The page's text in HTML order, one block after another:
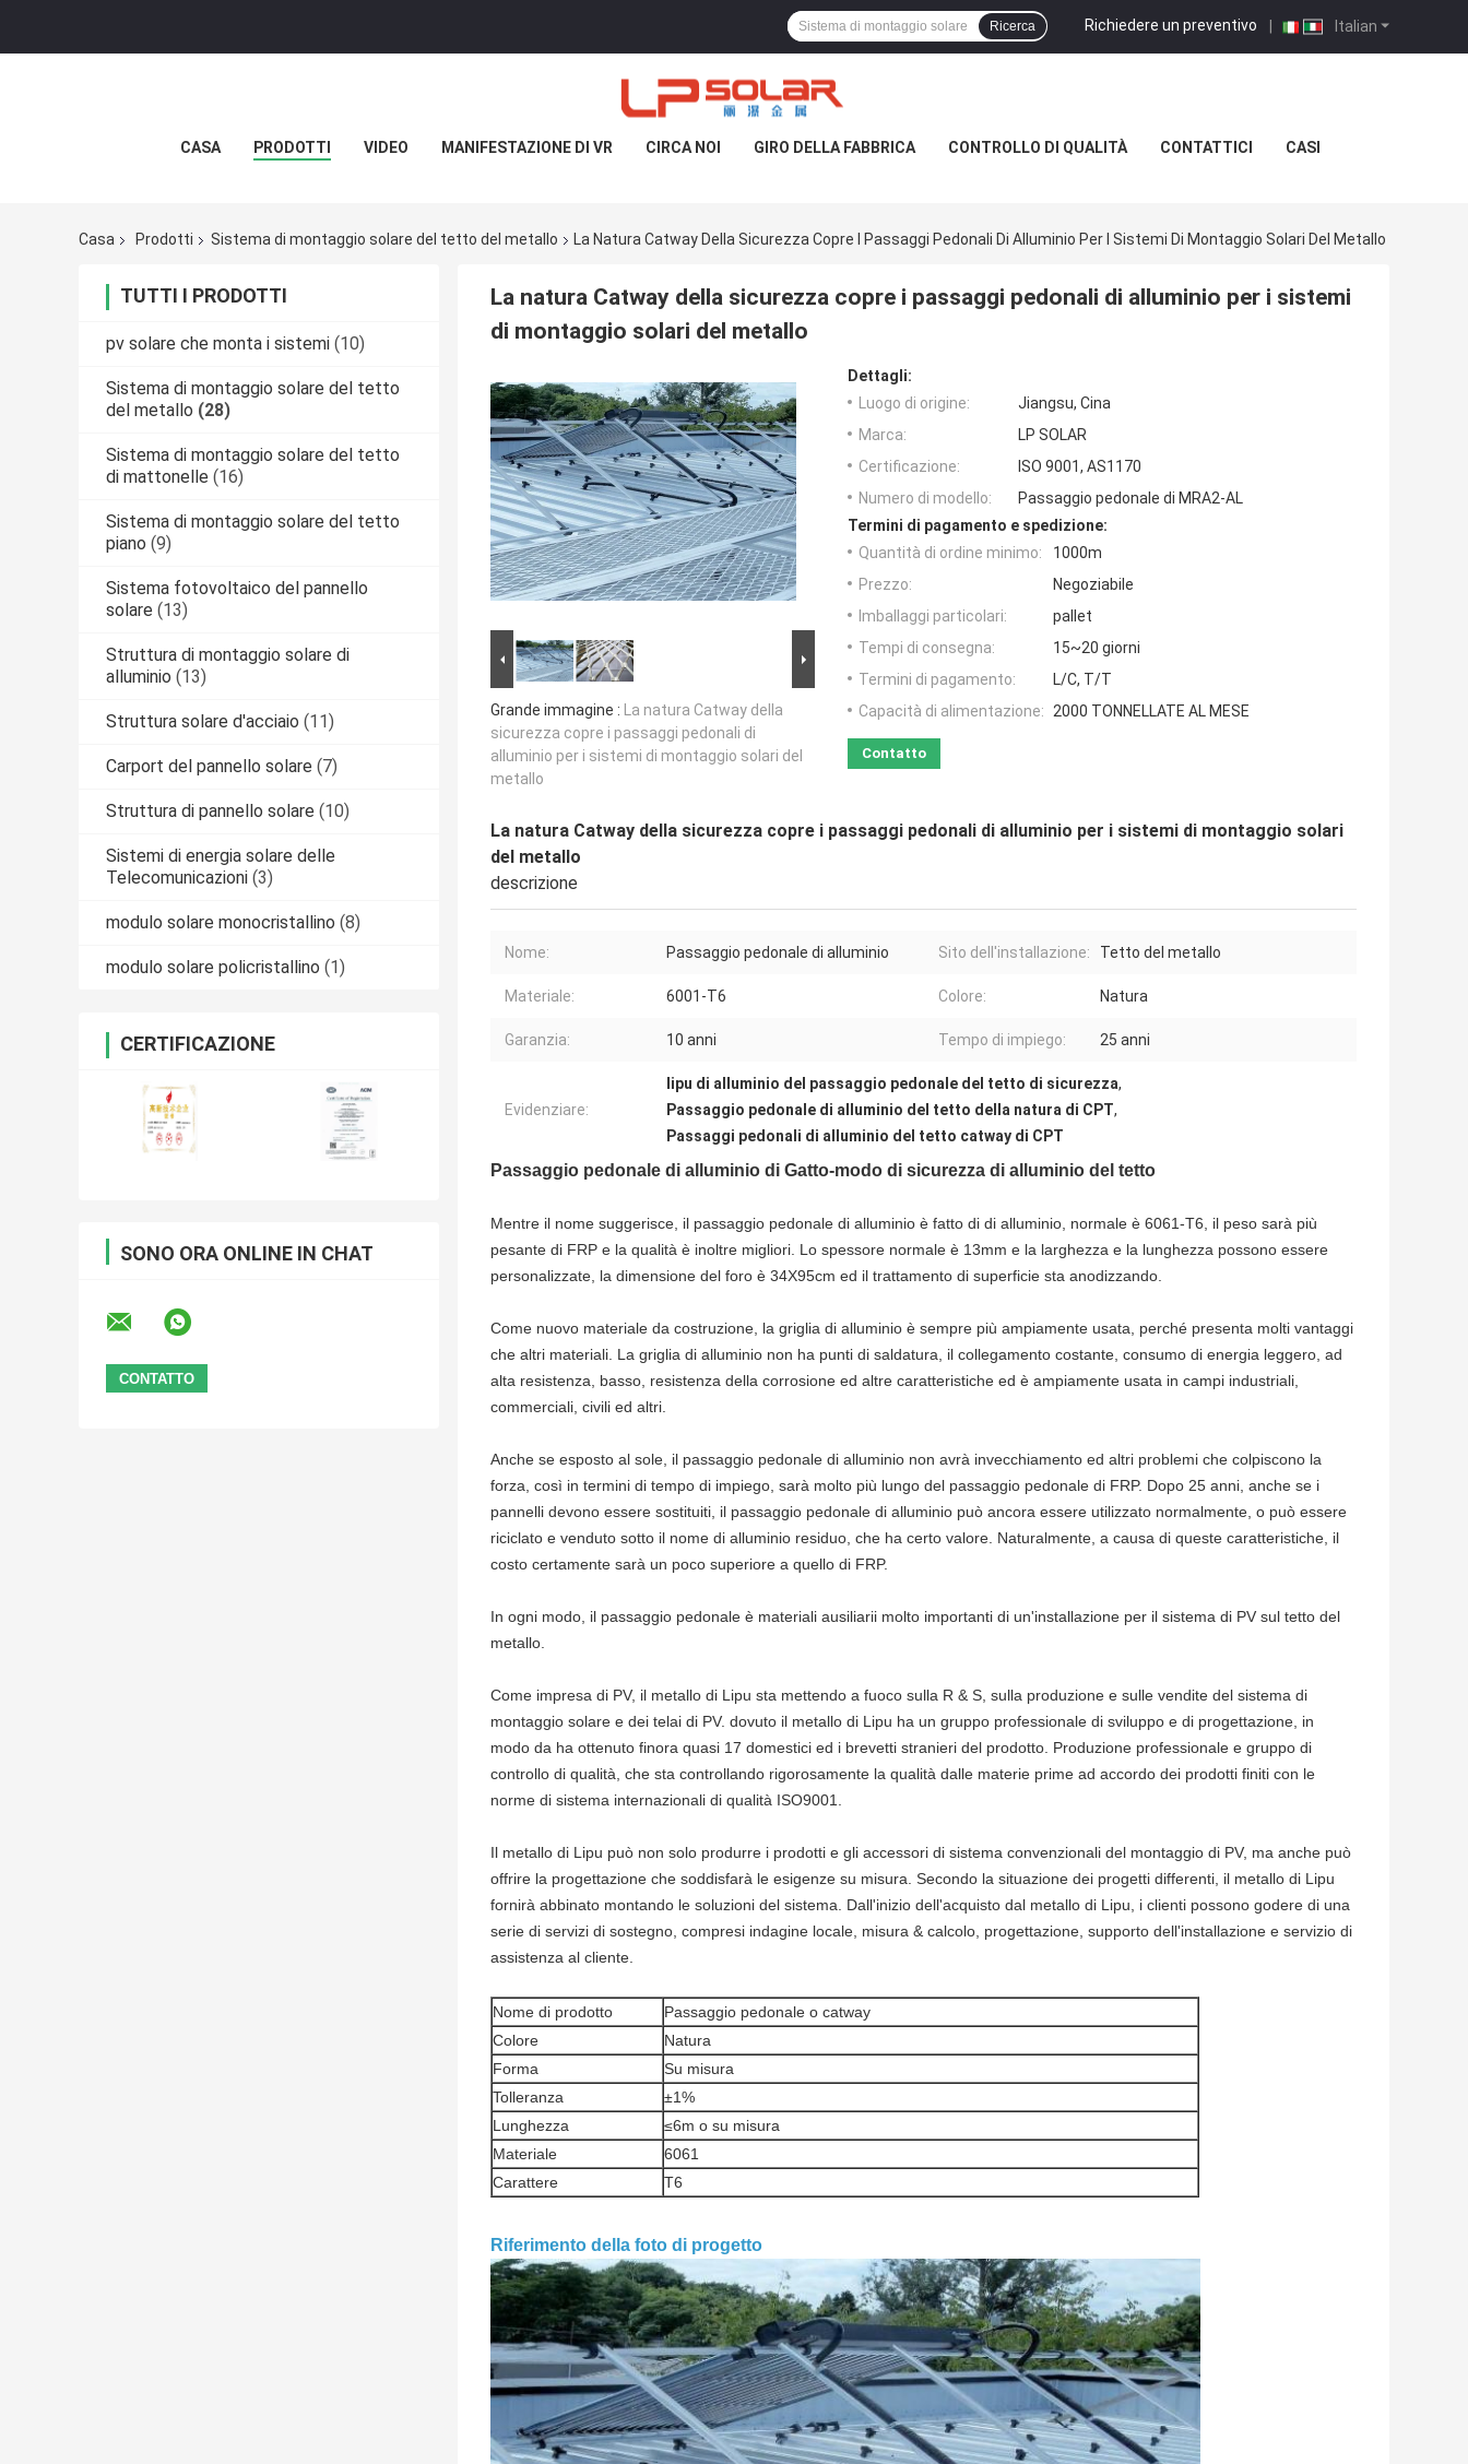
Italian
Richiedere un preventivo |
Ricerca
CASA PRODOTTI VIDEO MANIFESTAZIONE DI VR CIRCA NOI GIRO DELLA FABBRICA CONTROLLO DI QUALITÀ CONTATTICI CASI
Casa Prodotti Sistema di montaggio solare del tetto del metallo La Natura Catway Della Sicurezza Copre I Passaggi Pedonali Di Alluminio Per I Sistemi Di Montaggio Solari Del Metallo
TUTTI I PRODOTTI
pv solare che monta i sistemi (10)
Sistema di montaggio solare del tetto
del metallo (28)
Sistema di montaggio solare del tetto
di mattonelle (16)
Sistema di montaggio solare del tetto
piano (9)
Sistema fotovoltaico del pannello
solare (13)
Struttura di montaggio solare di
alluminio (13)
Struttura solare d'acciaio (11)
Carport del pannello solare (7)
Struttura di pannello solare (10)
Sistemi di energia solare delle
Telecomunicazioni (3)
modulo solare monocristallino (8)
modulo solare policristallino (1)
CERTIFICAZIONE
SONO ORA ONLINE IN CHAT
La natura Catway della sicurezza copre i passaggi pedonali di alluminio per i sistemi
di montaggio solari del metallo
Grande immagine : La natura Catway della
sicurezza copre i passaggi pedonali di
alluminio per i sistemi di montaggio solari del
metallo
Dettagli:
Luogo di origine:
Jiangsu, Cina
Marca:
LP SOLAR
Certificazione:
ISO 9001, AS1170
Numero di modello:
Passaggio pedonale di MRA2-AL
Termini di pagamento e spedizione:
Quantità di ordine minimo:
1000m
Prezzo:
Negoziabile
Imballaggi particolari:
pallet
Tempi di consegna:
15~20 giorni
Termini di pagamento:
L/C, T/T
Capacità di alimentazione: 2000 TONNELLATE AL MESE
Contatto
La natura Catway della sicurezza copre i passaggi pedonali di alluminio per i sistemi di montaggio solari
del metallo
descrizione
Nome: Passaggio pedonale di alluminio Sito dell'installazione: Tetto del metallo
Materiale: 6001-T6 Colore: Natura
Garanzia: 10 anni Tempo di impiego: 25 anni
Evidenziare:
lipu di alluminio del passaggio pedonale del tetto di sicurezza,
Passaggio pedonale di alluminio del tetto della natura di CPT,
Passaggi pedonali di alluminio del tetto catway di CPT
Passaggio pedonale di alluminio di Gatto-modo di sicurezza di alluminio del tetto
Mentre il nome suggerisce, il passaggio pedonale di alluminio è fatto di di alluminio, normale è 6061-T6, il peso sarà più
pesante di FRP e la qualità è inoltre migliori. Lo spessore normale è 13mm e la larghezza e la lunghezza possono essere
personalizzate, la dimensione del foro è 34X95cm ed il trattamento di superficie sta anodizzando.
Come nuovo materiale da costruzione, la griglia di alluminio è sempre più ampiamente usata, perché presenta molti vantaggi
che altri materiali. La griglia di alluminio non ha punti di saldatura, il collegamento costante, consumo di energia leggero, ad
alta resistenza, basso, resistenza della corrosione ed altre caratteristiche ed è ampiamente usata in campi industriali,
commerciali, civili ed altri.
Anche se esposto al sole, il passaggio pedonale di alluminio non avrà invecchiamento ed altri problemi che colpiscono la
forza, così in termini di tempo di impiego, sarà molto più lungo del passaggio pedonale di FRP. Dopo 25 anni, anche se i
pannelli devono essere sostituiti, il passaggio pedonale di alluminio può ancora essere utilizzato normalmente, o può essere
riciclato e venduto sotto il nome di alluminio residuo, che ha certo valore. Naturalmente, a causa di queste caratteristiche, il
costo certamente sarà un poco superiore a quello di FRP.
In ogni modo, il passaggio pedonale è materiali ausiliarii molto importanti di un'installazione per il sistema di PV sul tetto del
metallo.
Come impresa di PV, il metallo di Lipu sta mettendo a fuoco sulla R & S, sulla produzione e sulle vendite del sistema di
montaggio solare e dei telai di PV. dovuto il metallo di Lipu ha un gruppo professionale di sviluppo e di progettazione, in
modo da ha ottenuto finora quasi 17 domestici ed i brevetti stranieri del prodotto. Produzione professionale e gruppo di
controllo di qualità, che sta controllando rigorosamente la qualità dalle materie prime ad accordo dei prodotti finiti con le
norme di sistema internazionali di qualità ISO9001.
Il metallo di Lipu può non solo produrre i prodotti e gli accessori di sistema convenzionali del montaggio di PV, ma anche può
offrire la progettazione che soddisfarà le esigenze su misura. Secondo la situazione dei progetti differenti, il metallo di Lipu
fornirà abbinato montando le soluzioni del sistema. Dall'inizio dell'acquisto dal metallo di Lipu, i clienti possono godere di una
serie di servizi di sostegno, compresi indagine locale, misura & calcolo, progettazione, supporto dell'installazione e servizio di
assistenza al cliente.
Nome di prodotto
Passaggio pedonale o catway
Colore
Natura
Forma
Su misura
Tolleranza
±1%
Lunghezza
≤6m o su misura
Materiale
6061
Carattere
T6
Riferimento della foto di progetto